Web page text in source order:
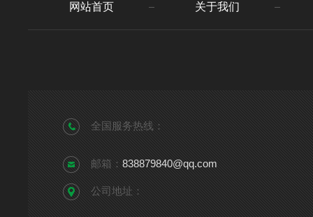
网站首页 关于我们
全国服务热线：
邮箱：838879840@qq.com
公司地址：